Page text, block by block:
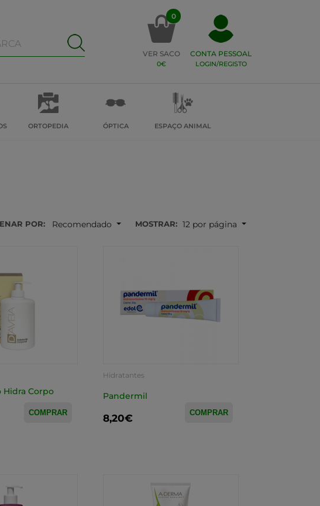
0
VER SACO
0€
CONTA PESSOAL
LOGIN/REGISTO
ORTOPEDIA ÓPTICA ESPAÇO ANIMAL
POR: Recomendado MOSTRAR: 12 por página
Hidra Corpo
COMPRAR
Hidratantes
Pandermil
8,20€ COMPRAR